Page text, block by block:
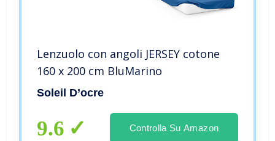
Lenzuolo con angoli JERSEY cotone
160 x 200 cm BluMarino
Soleil D’ocre
9.6 Controlla Su Amazon